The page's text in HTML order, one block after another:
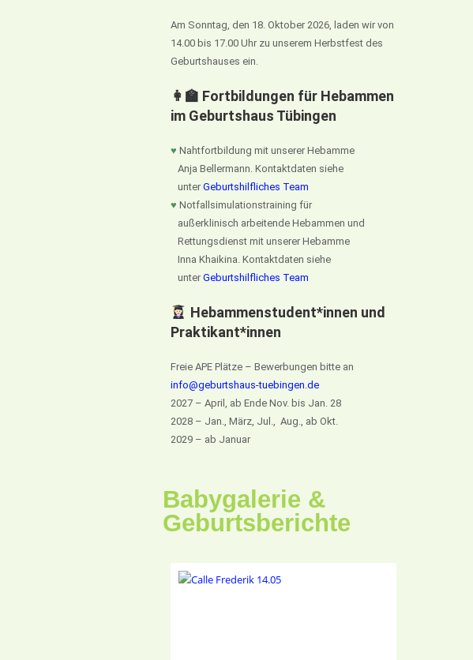
Am Sonntag, den 18. Oktober 2026, laden wir von
14.00 bis 17.00 Uhr zu unserem Herbstfest des
Geburtshauses ein.
👩‍🏫 Fortbildungen für Hebammen
im Geburtshaus Tübingen
♥ Nahtfortbildung mit unserer Hebamme
Anja Bellermann. Kontaktdaten siehe
unter Geburtshilfliches Team
♥ Notfallsimulationstraining für
außerklinisch arbeitende Hebammen und
Rettungsdienst mit unserer Hebamme
Inna Khaikina. Kontaktdaten siehe
unter Geburtshilfliches Team
Hebammenstudent*innen und
Praktikant*innen
Freie APE Plätze – Bewerbungen bitte an
info@geburtshaus-tuebingen.de
2027 – April, ab Ende Nov. bis Jan. 28
2028 – Jan., März, Jul., Aug., ab Okt.
2029 – ab Januar
Babygalerie &
Geburtsberichte